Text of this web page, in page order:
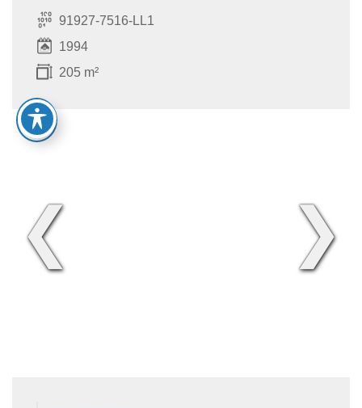
91927-7516-LL1
1994
205 m²
❮ ❯